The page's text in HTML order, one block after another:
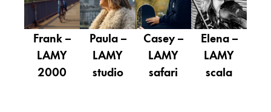
Inspiration
LAMY Community
LAMY x Kunstpalast
Frank –
LAMY
2000
Paula –
LAMY
studio
Casey –
LAMY
safari
Elena –
LAMY
scala